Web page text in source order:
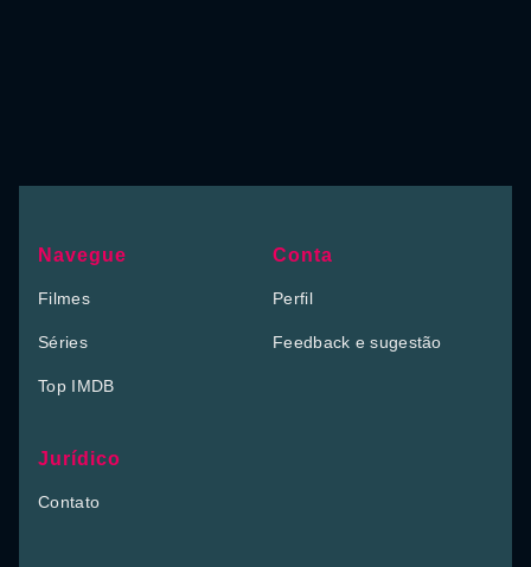
Navegue
Filmes
Séries
Top IMDB
Conta
Perfil
Feedback e sugestão
Jurídico
Contato